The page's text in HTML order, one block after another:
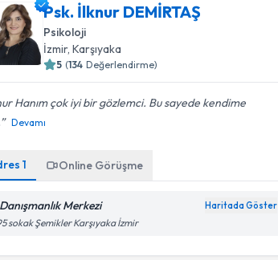
Psk. İlknur DEMİRTAŞ
Psikoloji
İzmir, Karşıyaka
5 (134 Değerlendirme)
Hanım çok iyi bir gözlemci. Bu sayede kendime
Devamı
1 Online Görüşme
Merkezi Haritada Göster
sokak Şemikler Karşıyaka İzmir